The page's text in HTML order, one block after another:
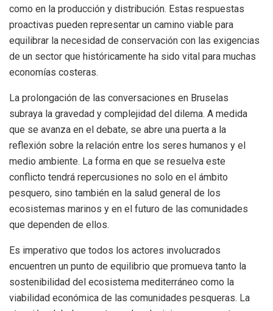
como en la producción y distribución. Estas respuestas
proactivas pueden representar un camino viable para
equilibrar la necesidad de conservación con las exigencias
de un sector que históricamente ha sido vital para muchas
economías costeras.
La prolongación de las conversaciones en Bruselas
subraya la gravedad y complejidad del dilema. A medida
que se avanza en el debate, se abre una puerta a la
reflexión sobre la relación entre los seres humanos y el
medio ambiente. La forma en que se resuelva este
conflicto tendrá repercusiones no solo en el ámbito
pesquero, sino también en la salud general de los
ecosistemas marinos y en el futuro de las comunidades
que dependen de ellos.
Es imperativo que todos los actores involucrados
encuentren un punto de equilibrio que promueva tanto la
sostenibilidad del ecosistema mediterráneo como la
viabilidad económica de las comunidades pesqueras. La